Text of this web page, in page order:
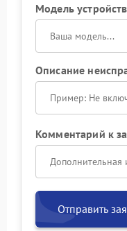
Модель
Описание
Комментарий к
Отправить